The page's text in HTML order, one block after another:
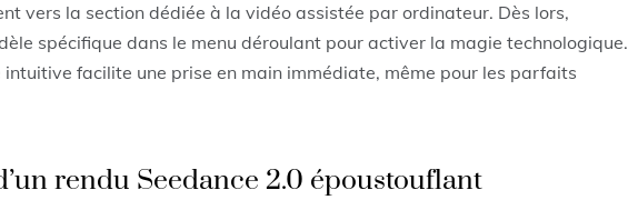
vers la section dédiée à la vidéo assistée par ordinateur. Dès lors,
spécifique dans le menu déroulant pour activer la magie technologique.
intuitive facilite une prise en main immédiate, même pour les parfaits
rendu Seedance 2.0 époustouflant